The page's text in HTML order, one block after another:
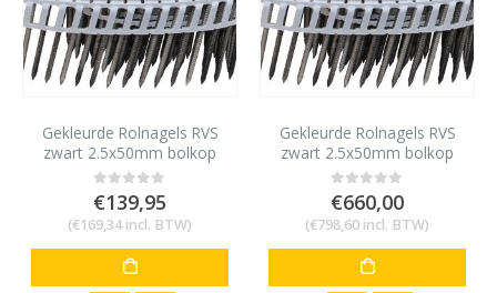
Gekleurde Rolnagels RVS
zwart 2.5x50mm bolkop
1200 stuks
0out of 5
€139,95
(€169,34incl. BTW)
Gekleurde Rolnagels RVS
zwart 2.5x50mm bolkop
6000 stuks
0out of 5
€660,00
(€798,60 incl. BTW)